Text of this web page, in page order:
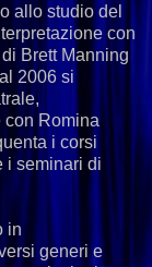
allo studio del
con
Brett Manning
2006 si
con Romina
i corsi
i seminari di
in
generi e